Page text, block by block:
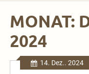
MONAT:
2024
14. Dez.. 2024